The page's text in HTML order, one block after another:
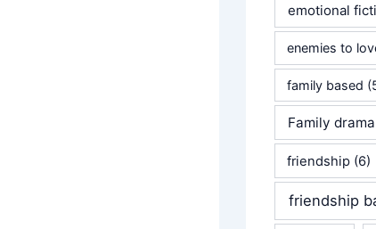
emotional
enemies to
family based
Family drama
friendship (6)
friendship